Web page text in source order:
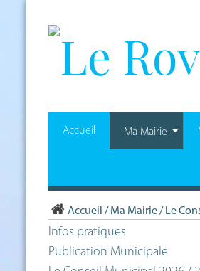
Accueil Ma Mairie
Accueil / Ma Mairie/ Le
Infos pratiques
Publication Municipale